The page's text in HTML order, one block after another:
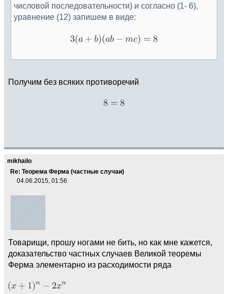
числовой последовательности) и согласно (1- 6),
уравнение (12) запишем в виде:
Получим без всяких противоречий
mikhailo
Re: Теорема Ферма (частные случаи)
04.06.2015, 01:56
Товарищи, прошу ногами не бить, но как мне кажется,
доказательство частных случаев Великой теоремы
Ферма элементарно из расходимости ряда